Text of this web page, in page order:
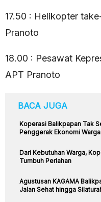
17.50 : Helikopter
Pranoto
18.00 : Pesawat
APT Pranoto
BACA JUGA
Koperasi Balikpapan Tak
Penggerak Ekonomi Warga
Dari Kebutuhan Warga,
Tumbuh Perlahan
Agustusan KAGAMA
Jalan Sehat hingga